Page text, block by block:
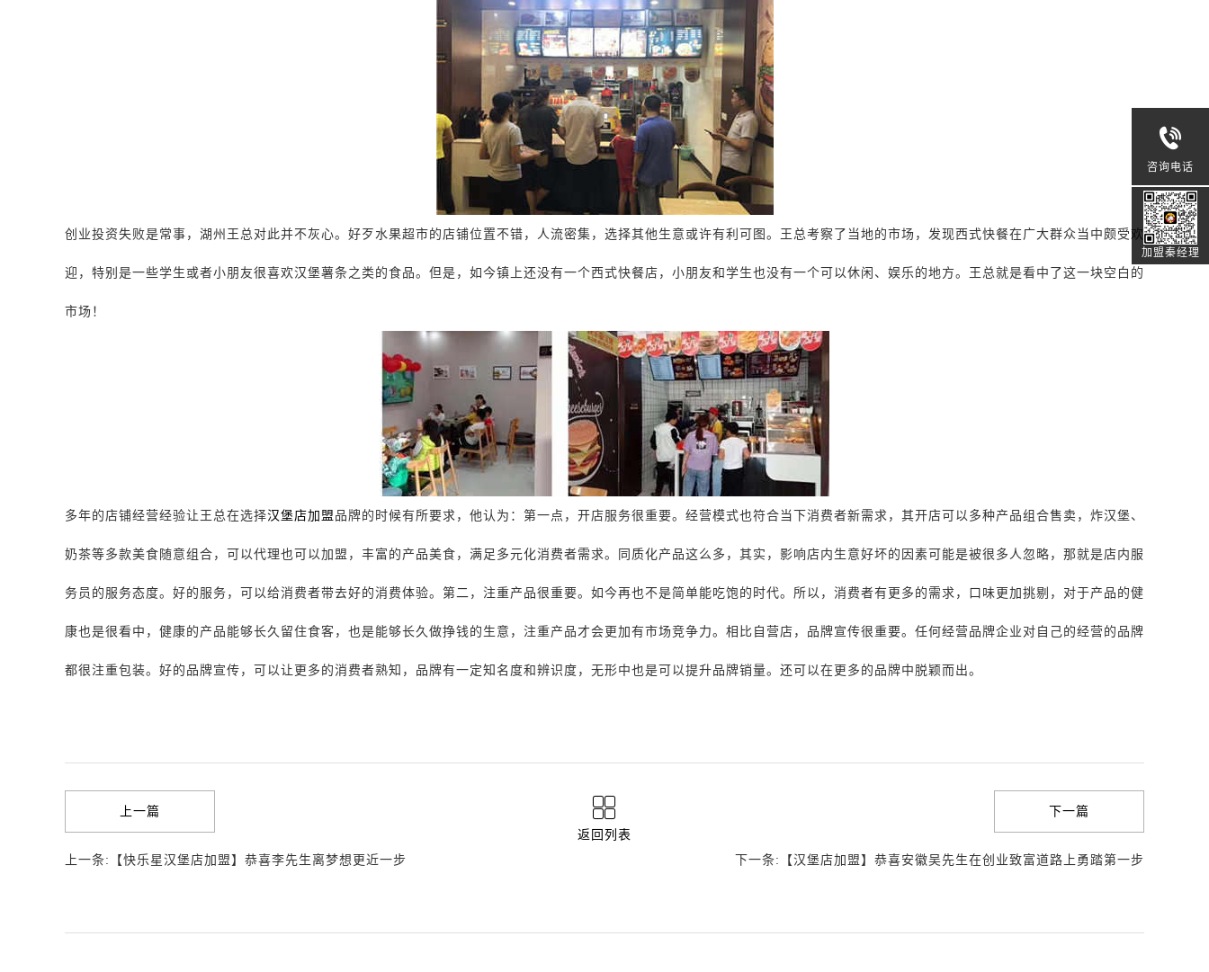
创业投资失败是常事，湖州王总对此并不灰心。好歹水果超市的店铺位置不错，人流密集，选择其他生意或许有利可图。王总考察了当地的市场，发现西式快餐在广大群众当中颇受欢
迎，特别是一些学生或者小朋友很喜欢汉堡薯条之类的食品。但是，如今镇上还没有一个西式快餐店，小朋友和学生也没有一个可以休闲、娱乐的地方。王总就是看中了这一块空白的
市场！
多年的店铺经营经验让王总在选择汉堡店加盟 品牌的时候有所要求，他认为：第一点， 开店服务很重要。 经营模式也符合当下消费者新需求，其开店可以多种产品组合售卖，炸汉堡、
奶茶等多款美食随意组合，可以代理也可以加盟，丰富的产品美食，满足多元化消费者需求。同质化产品这么多，其实，影响店内生意好坏的因素可能是被很多人忽略，那就是店内服
务员的服务态度。好的服务，可以给消费者带去好的消费体验。第二， 注重产品很重要。 如今再也不是简单能吃饱的时代。所以，消费者有更多的需求，口味更加挑剔，对于产品的健
康也是很看中，健康的产品能够长久留住食客，也是能够长久做挣钱的生意，注重产品才会更加有市场竞争力。 相比自营店， 品牌宣传很重要。 任何经营品牌企业对自己的经营的品牌
都很注重包装。好的品牌宣传，可以让更多的消费者熟知，品牌有一定知名度和辨识度，无形中也是可以提升品牌销量。还可以在更多的品牌中脱颖而出。
上一篇
上一条:【快乐星汉堡店加盟】恭喜李先生离梦想更近一步
返回列表
下一篇
下一条:【汉堡店加盟】恭喜安徽吴先生在创业致富道路上勇踏第一步
咨询电话
加盟秦经理